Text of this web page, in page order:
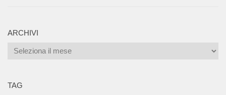
ARCHIVI
Archivi
TAG